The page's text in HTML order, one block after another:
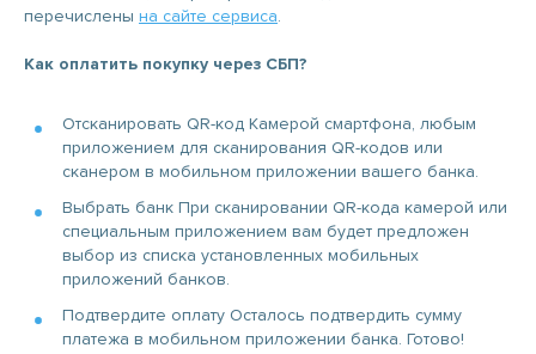
перечислены на сайте сервиса.
Как оплатить покупку через СБП?
Отсканировать QR-код Камерой смартфона, любым
приложением для сканирования QR-кодов или
сканером в мобильном приложении вашего банка.
Выбрать банк При сканировании QR-кода камерой или
специальным приложением вам будет предложен
выбор из списка установленных мобильных
приложений банков.
Подтвердите оплату Осталось подтвердить сумму
платежа в мобильном приложении банка. Готово!